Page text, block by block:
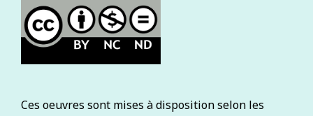
Ces oeuvres sont mises à disposition selon les